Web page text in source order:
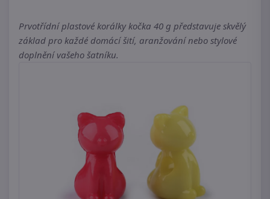
Prvotřídní plastové korálky kočka 40 g představuje skvělý
základ pro každé domácí šití, aranžování nebo stylové
doplnění vašeho šatníku.